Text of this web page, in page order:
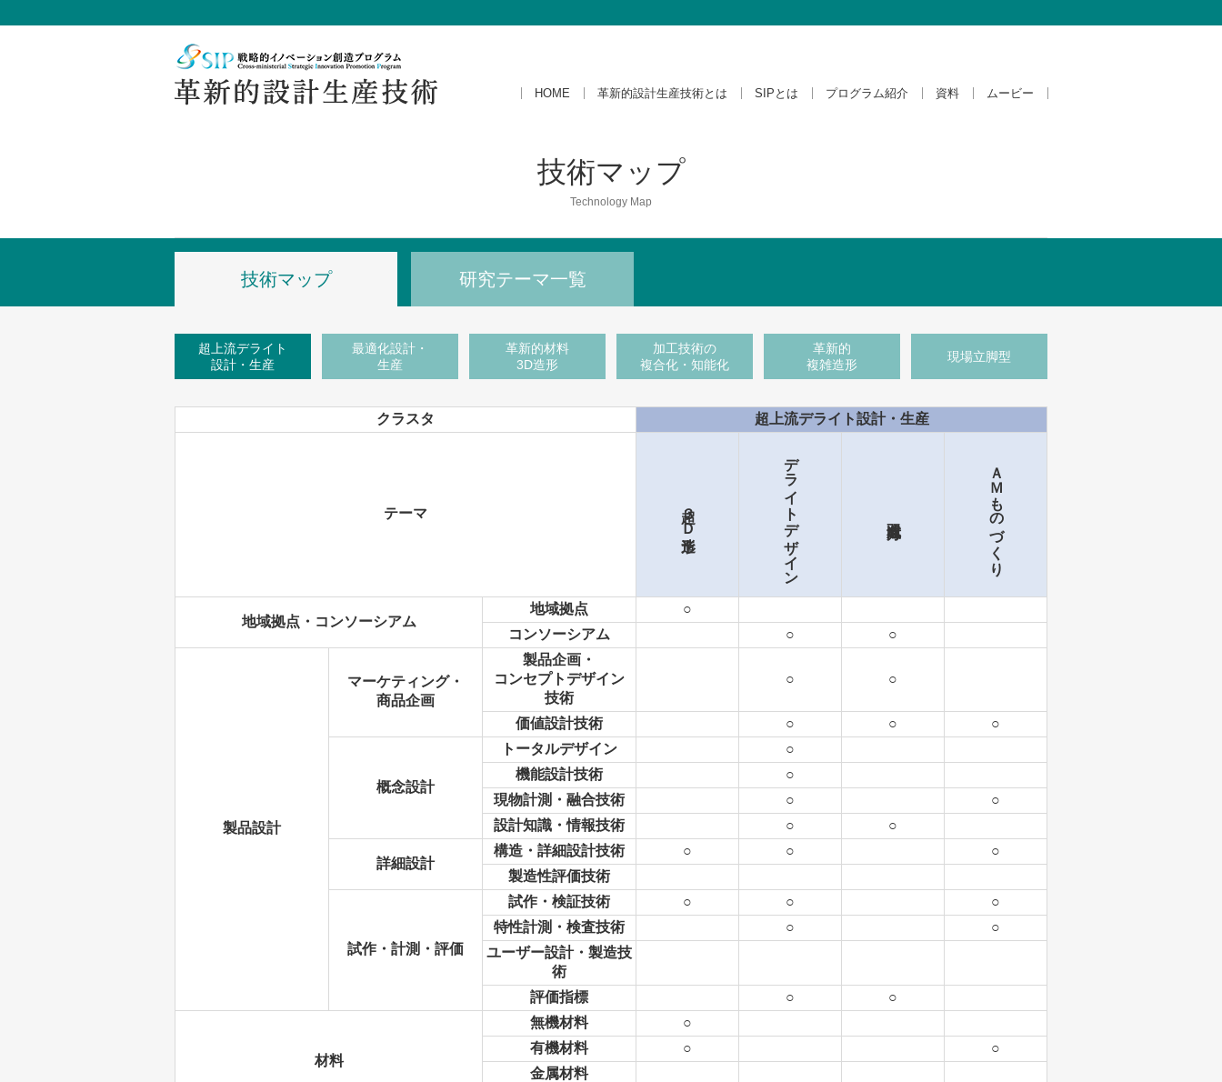
HOME 革新的設計生産技術とは SIPとは プログラム紹介 資料 ムービー
技術マップ
Technology Map
技術マップ 研究テーマ一覧
超上流デライト
設計・生産
最適化設計・
生産
革新的材料
3D造形
加工技術の
複合化・知能化
革新的
複雑造形
現場立脚型
クラスタ 超上流デライト設計・生産
テーマ 超３Ｄ造形 デライトデザイン ＡＭものづくり
クラスタ 超上流デライト設計・生産
テーマ 超３Ｄ造形 デライトデザイン ＡＭものづくり
地域拠点・コンソーシアム
地域拠点
○
コンソーシアム
○ ○
製品設計
マーケティング・
商品企画
製品企画・
コンセプトデザイン
技術
○ ○
価値設計技術 ○ ○ ○
概念設計
トータルデザイン
○
機能設計技術
○
現物計測・融合技術
○
○
設計知識・情報技術
○ ○
詳細設計
構造・詳細設計技術 ○ ○
○
製造性評価技術
試作・計測・評価
試作・検証技術 ○ ○
○
特性計測・検査技術
○
○
ユーザー設計・製造技
術
評価指標
○ ○
材料
無機材料
○
有機材料
○
○
金属材料